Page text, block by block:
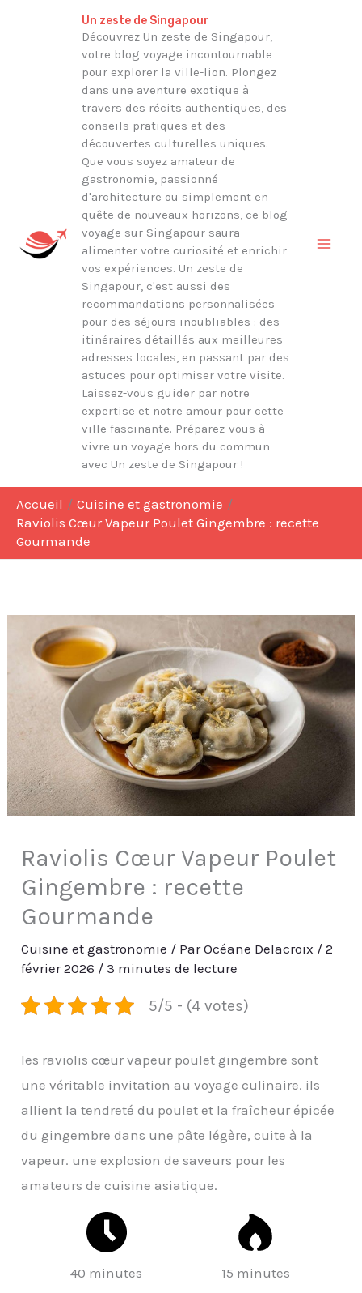
Un zeste de Singapour
Découvrez Un zeste de Singapour,
votre blog voyage incontournable
pour explorer la ville-lion. Plongez
dans une aventure exotique à
travers des récits authentiques, des
conseils pratiques et des
découvertes culturelles uniques.
Que vous soyez amateur de
gastronomie, passionné
d'architecture ou simplement en
quête de nouveaux horizons, ce blog
voyage sur Singapour saura
alimenter votre curiosité et enrichir
vos expériences. Un zeste de
Singapour, c'est aussi des
recommandations personnalisées
pour des séjours inoubliables : des
itinéraires détaillés aux meilleures
adresses locales, en passant par des
astuces pour optimiser votre visite.
Laissez-vous guider par notre
expertise et notre amour pour cette
ville fascinante. Préparez-vous à
vivre un voyage hors du commun
avec Un zeste de Singapour !
Accueil
Cuisine et gastronomie
Raviolis Cœur Vapeur Poulet Gingembre : recette
Gourmande
Raviolis Cœur Vapeur Poulet
Gingembre : recette
Gourmande
Cuisine et gastronomie / ParOcéane Delacroix /2
février 2026 /3 minutes de lecture
5/5 - (4 votes)
les raviolis cœur vapeur poulet gingembre sont
une véritable invitation au voyage culinaire. ils
allient la tendreté du poulet et la fraîcheur épicée
du gingembre dans une pâte légère, cuite à la
vapeur. une explosion de saveurs pour les
amateurs de cuisine asiatique.
40 minutes 15 minutes
Rechercher